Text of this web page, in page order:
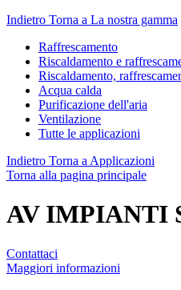
Indietro Torna a La nostra gamma
Raffrescamento
Riscaldamento e
Riscaldamento,
Acqua calda
Purificazione dell'aria
Ventilazione
Tutte le applicazioni
Indietro Torna a Applicazioni
Torna alla pagina principale
AV IMPIANTI
Contattaci
Maggiori informazioni